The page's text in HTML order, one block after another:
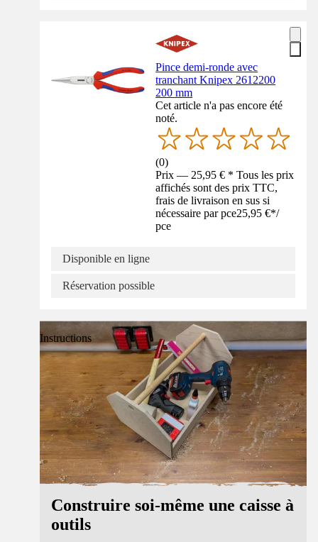
Pince demi-ronde avec
tranchant Knipex 2612200
200 mm
Cet article n'a pas encore été
noté.
(0)
Prix — 25,95 € * Tous les prix
affichés sont des prix TTC,
frais de livraison en sus si
nécessaire par pce25,95 €*/
pce
Disponible en ligne
Réservation possible
Instructions
Construire soi-même une caisse à
outils